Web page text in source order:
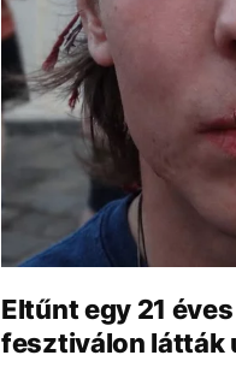
Eltűnt egy 21
fesztiválon látták